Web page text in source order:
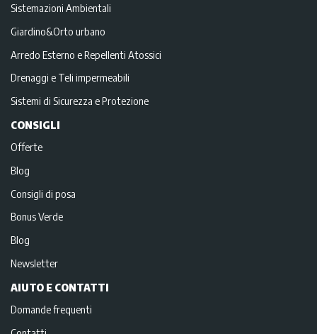
Sistemazioni Ambientali
Giardino&Orto urbano
Arredo Esterno e Repellenti Atossici
Drenaggi e Teli impermeabili
Sistemi di Sicurezza e Protezione
CONSIGLI
Offerte
Blog
Consigli di posa
Bonus Verde
Blog
Newsletter
AIUTO E CONTATTI
Domande frequenti